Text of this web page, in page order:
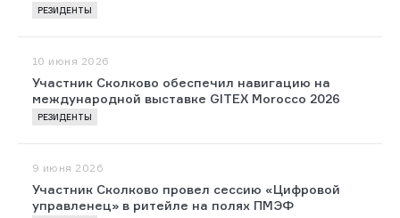
РЕЗИДЕНТЫ
10 июня 2026
Участник Сколково обеспечил навигацию на
международной выставке GITEX Morocco 2026
РЕЗИДЕНТЫ
9 июня 2026
Участник Сколково провел сессию «Цифровой
управленец» в ритейле на полях ПМЭФ